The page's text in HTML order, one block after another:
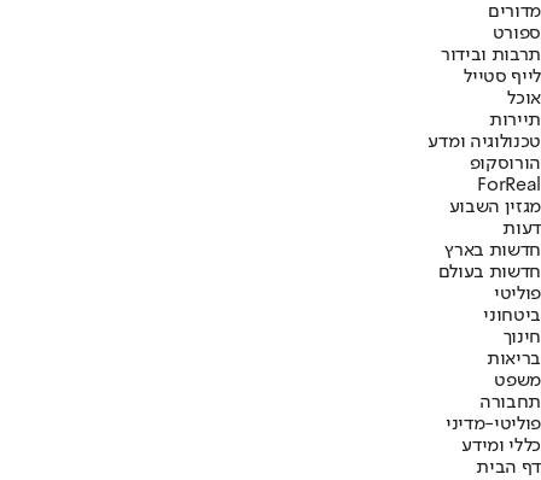
מדורים
ספורט
תרבות ובידור
לייף סטייל
אוכל
תיירות
טכנולוגיה ומדע
הורוסקופ
ForReal
מגזין השבוע
דעות
חדשות בארץ
חדשות בעולם
פוליטי
ביטחוני
חינוך
בריאות
משפט
תחבורה
פוליטי-מדיני
כללי ומידע
דף הבית